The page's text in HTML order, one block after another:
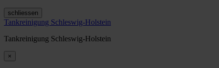
schliessen
Tankreinigung Schleswig-Holstein
Tankreinigung Schleswig-Holstein
×